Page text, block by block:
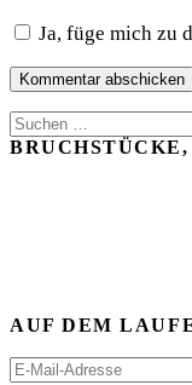
Ja, füge mich zu
Suchen
nach:
AUF DEM
E-